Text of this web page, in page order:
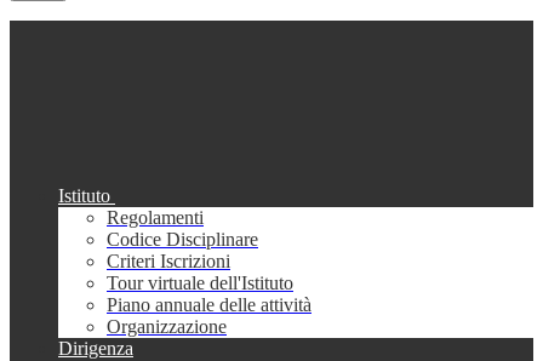
Istituto
Regolamenti
Codice Disciplinare
Criteri Iscrizioni
Tour virtuale dell'Istituto
Piano annuale delle attività
Organizzazione
Dirigenza